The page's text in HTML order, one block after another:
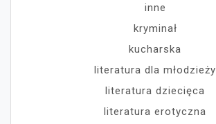
inne
kryminał
kucharska
literatura dla młodzieży
literatura dziecięca
literatura erotyczna